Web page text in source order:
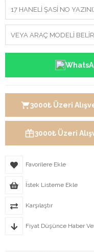
3000₺ Üzeri
3000₺ Üzeri
Favorilere Ekle
İstek Listeme Ekle
Karşılaştır
Fiyat Düşünce Haber